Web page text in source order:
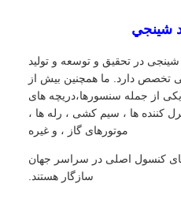
شينجي
شد، شینجی در تحقیق و توسعه و تولید
ترکیبی تخصص دارد. ما همچنین بیش از
از جمله سنسورها،دریچه های
کننده ها ، سیم کشی ، رله ها ،
موتورهای گاز ، و غیره
کنسول اصلی در سراسر جهان
سازگار هستند.